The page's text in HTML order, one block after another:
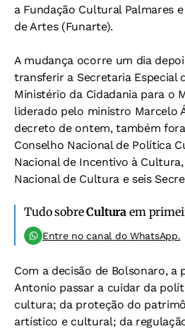
a Fundação Cultural Palmares
de Artes (Funarte).
A mudança ocorre um dia
transferir a Secretaria Especial
Ministério da Cidadania para o
liderado pelo ministro Marcelo
decreto de ontem, também
Conselho Nacional de Política
Nacional de Incentivo à
Nacional de Cultura e seis
Tudo sobreCultura em
Entre no canal do WhatsApp.
Com a decisão de Bolsonaro, a
Antonio passar a cuidar da
cultura; da proteção do
artístico e cultural; da